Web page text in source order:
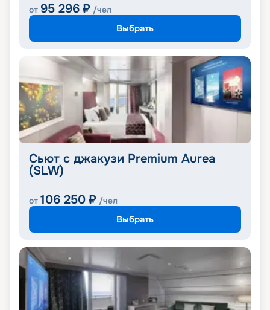
от 95 296 ₽ /чел
Выбрать
Сьют с джакузи Premium Aurea
(SLW)
от 106 250 ₽ /чел
Выбрать